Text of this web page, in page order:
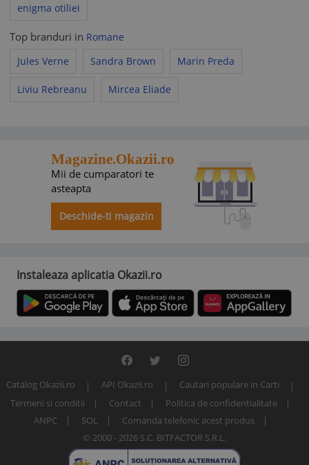
enigma otiliei
Top branduri in Romane
Jules Verne
Sandra Brown Marin Preda
Liviu Rebreanu Mircea Eliade
Magazine.Okazii.ro
Mii de cumparatori te
asteapta
Deschide-ti magazin
Instaleaza aplicatia Okazii.ro
Catalog Okazii.ro API Okazii.ro
Cautari populare in Carti
Termeni si conditii
Contact
Politica de confidentialitate
ANPC
SOL
Comanda telefonic acest produs
© 2000 - 2026 S.C. BITFACTOR S.R.L.